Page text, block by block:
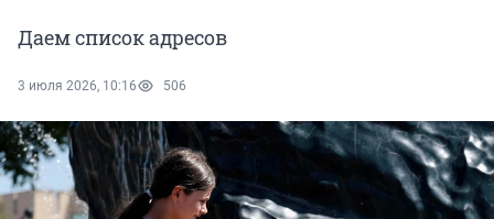
Даем список адресов
3 июля 2026, 10:16 506